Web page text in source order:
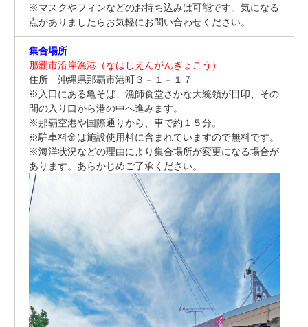
※マスクやフィンなどのお持ち込みは可能です。気になる
点がありましたらお気軽にお問い合わせください。
集合場所
那覇市沿岸漁港（なはしえんがんぎょこう）
住所 沖縄県那覇市港町３－１－１７
※入口にある亀そば、漁師食堂さかな大統領が目印、その
間の入り口から港の中へ進みます。
※那覇空港や国際通りから、車で約１５分。
※駐車料金は施設使用料に含まれていますので無料です。
※海洋状況などの理由により集合場所が変更になる場合が
あります。あらかじめご了承ください。